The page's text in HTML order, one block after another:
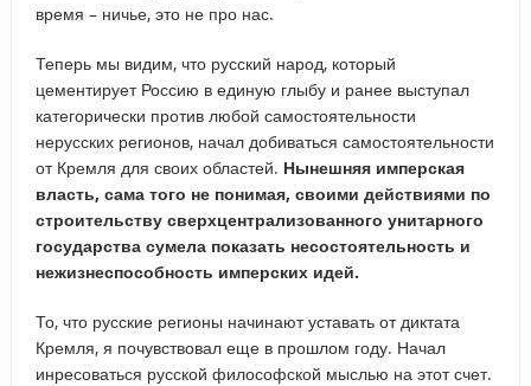
время – ничье, это не про нас.
Теперь мы видим, что русский народ, который
цементирует Россию в единую глыбу и ранее выступал
категорически против любой самостоятельности
нерусских регионов, начал добиваться самостоятельности
от Кремля для своих областей. Нынешняя имперская
власть, сама того не понимая, своими действиями по
строительству сверхцентрализованного унитарного
государства сумела показать несостоятельность и
нежизнеспособность имперских идей.
То, что русские регионы начинают уставать от диктата
Кремля, я почувствовал еще в прошлом году. Начал
инресоваться русской философской мыслью на этот счет.